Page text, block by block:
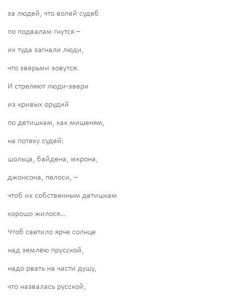
за людей, что волей судеб
по подвалам гнутся –
их туда загнали люди,
что зверьми зовутся.
И стреляют люди-звери
из кривых орудий
по детишкам, как мишеням,
на потеху судей:
шольца, байдена, мкрона,
джонсона, пелоси, –
чтоб их собственным детишкам
хорошо жилося…
Чтоб светило ярче солнце
над землёю прусской,
надо рвать на части душу,
что назвалась русской,